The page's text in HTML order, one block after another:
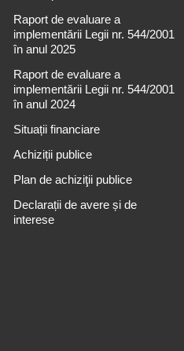
Raport de evaluare a
implementării Legii nr. 544/2001
în anul 2025
Raport de evaluare a
implementării Legii nr. 544/2001
în anul 2024
Situații financiare
Achiziții publice
Plan de achiziţii publice
Declarații de avere și de
interese